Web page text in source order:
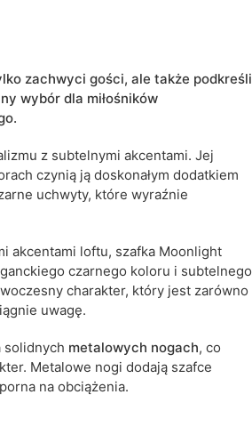
roboczych
tolerancje wymiarowe na poziomie +/- 2–3
zachwyci gości, ale także podkreśli
wybór dla miłośników
z subtelnymi akcentami. Jej
czynią ją doskonałym dodatkiem
uchwyty, które wyraźnie
akcentami loftu, szafka Moonlight
czarnego koloru i subtelnego
charakter, który jest zarówno
uwagę.
solidnych metalowych nogach, co
Metalowe nogi dodają szafce
na obciążenia.